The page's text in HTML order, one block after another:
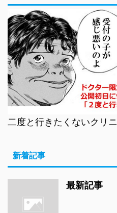
二度と行きたくないクリ
新着記事
最新記事